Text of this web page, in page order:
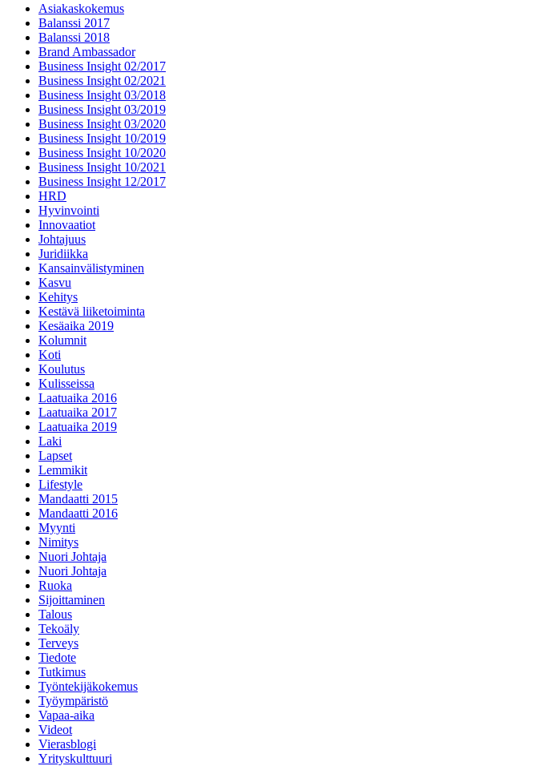
Asiakaskokemus
Balanssi 2017
Balanssi 2018
Brand Ambassador
Business Insight 02/2017
Business Insight 02/2021
Business Insight 03/2018
Business Insight 03/2019
Business Insight 03/2020
Business Insight 10/2019
Business Insight 10/2020
Business Insight 10/2021
Business Insight 12/2017
HRD
Hyvinvointi
Innovaatiot
Johtajuus
Juridiikka
Kansainvälistyminen
Kasvu
Kehitys
Kestävä liiketoiminta
Kesäaika 2019
Kolumnit
Koti
Koulutus
Kulisseissa
Laatuaika 2016
Laatuaika 2017
Laatuaika 2019
Laki
Lapset
Lemmikit
Lifestyle
Mandaatti 2015
Mandaatti 2016
Myynti
Nimitys
Nuori Johtaja
Nuori Johtaja
Ruoka
Sijoittaminen
Talous
Tekoäly
Terveys
Tiedote
Tutkimus
Työntekijäkokemus
Työympäristö
Vapaa-aika
Videot
Vierasblogi
Yrityskulttuuri